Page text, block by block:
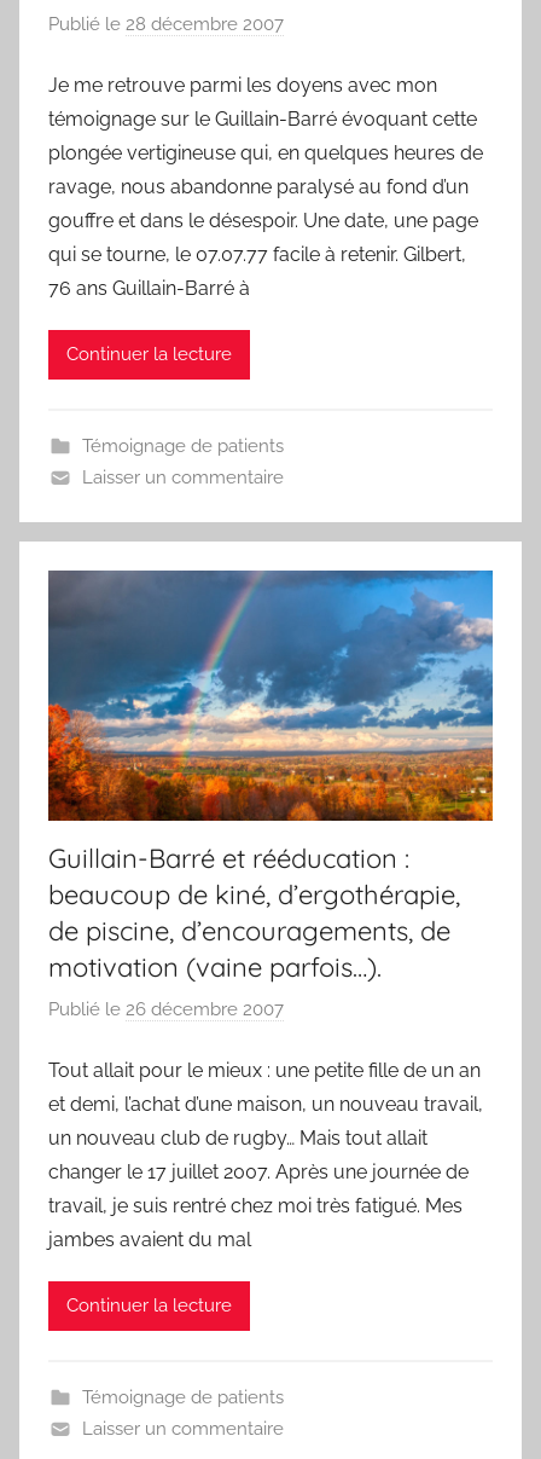
Publié le 28 décembre 2007
r
F
r
e
d
Je me retrouve parmi les doyens avec mon
témoignage sur le Guillain-Barré évoquant cette
plongée vertigineuse qui, en quelques heures de
ravage, nous abandonne paralysé au fond d’un
gouffre et dans le désespoir. Une date, une page
qui se tourne, le 07.07.77 facile à retenir. Gilbert,
76 ans Guillain-Barré à
Continuer la lecture
Témoignage de patients
Laisser un commentaire
Guillain-Barré et rééducation :
beaucoup de kiné, d’ergothérapie,
de piscine, d’encouragements, de
motivation (vaine parfois…).
Publié le 26 décembre 2007
r
F
r
e
d
Tout allait pour le mieux : une petite fille de un an
et demi, l’achat d’une maison, un nouveau travail,
un nouveau club de rugby… Mais tout allait
changer le 17 juillet 2007. Après une journée de
travail, je suis rentré chez moi très fatigué. Mes
jambes avaient du mal
Continuer la lecture
Témoignage de patients
Laisser un commentaire